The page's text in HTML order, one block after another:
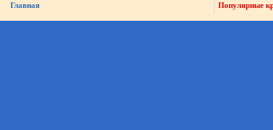
Главная Популярные